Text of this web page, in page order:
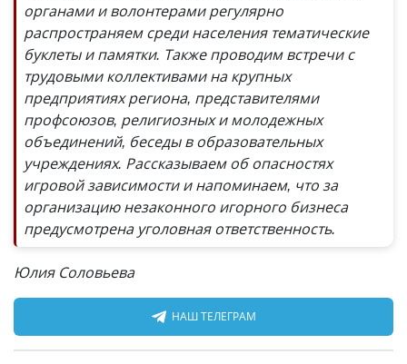
органами и волонтерами регулярно
распространяем среди населения тематические
буклеты и памятки. Также проводим встречи с
трудовыми коллективами на крупных
предприятиях региона, представителями
профсоюзов, религиозных и молодежных
объединений, беседы в образовательных
учреждениях. Рассказываем об опасностях
игровой зависимости и напоминаем, что за
организацию незаконного игорного бизнеса
предусмотрена уголовная ответственность.
Юлия Соловьева
НАШ ТЕЛЕГРАМ